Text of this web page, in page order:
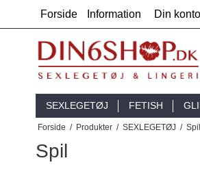
Forside Information Din konto
SEXLEGETØJ FETISH
Forside / Produkter / SEXLEGETØJ / Spil
Spil